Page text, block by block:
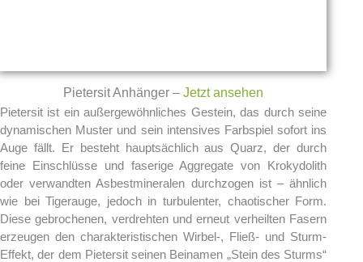
Pietersit Anhänger –Jetzt ansehen
Pietersit ist ein außergewöhnliches Gestein, das durch seine
dynamischen Muster und sein intensives Farbspiel sofort ins
Auge fällt. Er besteht hauptsächlich aus Quarz, der durch
feine Einschlüsse und faserige Aggregate von Krokydolith
oder verwandten Asbestmineralen durchzogen ist – ähnlich
wie bei Tigerauge, jedoch in turbulenter, chaotischer Form.
Diese gebrochenen, verdrehten und erneut verheilten Fasern
erzeugen den charakteristischen Wirbel-, Fließ- und Sturm-
Effekt, der dem Pietersit seinen Beinamen „Stein des Sturms“